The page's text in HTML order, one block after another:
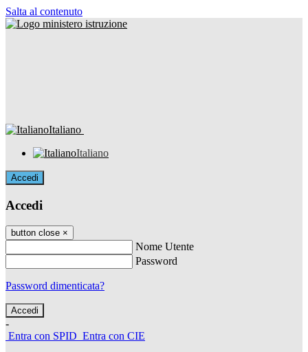
Salta al contenuto
Italiano
Italiano
Accedi
Accedi
button close ×
Nome Utente
Password
Password dimenticata?
-
Entra con SPID Entra con CIE